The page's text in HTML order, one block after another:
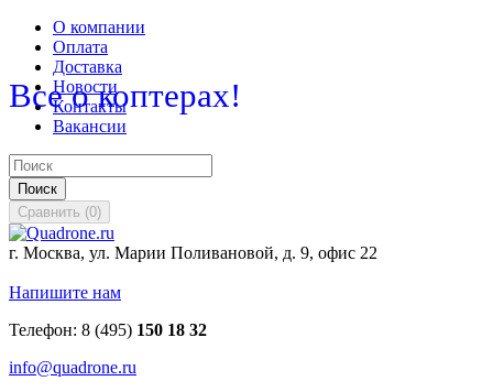
О компании
Оплата
Доставка
Новости
Контакты
Вакансии
Поиск
Сравнить (0)
Все о коптерах!
г. Москва, ул. Марии Поливановой, д. 9, офис 22
Напишите нам
Телефон: 8 (495) 150 18 32
info@quadrone.ru